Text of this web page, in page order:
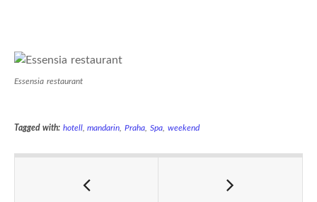
Essensia restaurant
Tagged with: hotell,mandarin ,Praha ,Spa weekend